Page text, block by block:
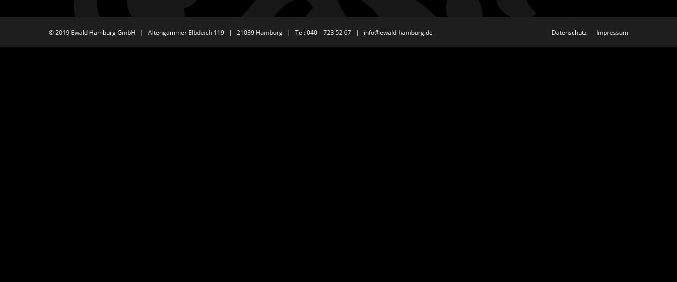
© 2019 Ewald Hamburg GmbH | Altengammer Elbdeich 119 | 21039 Hamburg | Tel: 040 – 723 52 67 | info@ewald-hamburg.de Datenschutz Impressum